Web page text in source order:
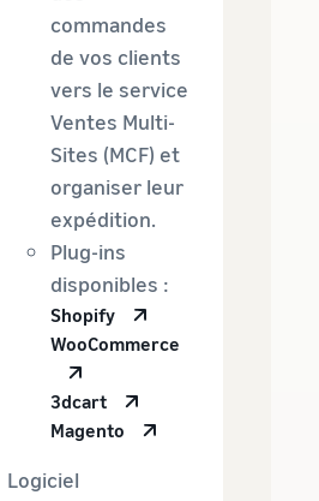
commandes
de vos clients
vers le service
Ventes Multi-
Sites (MCF) et
organiser leur
expédition.
Plug-ins
disponibles :
Shopify
WooCommerce
3dcart
Magento
Logiciel